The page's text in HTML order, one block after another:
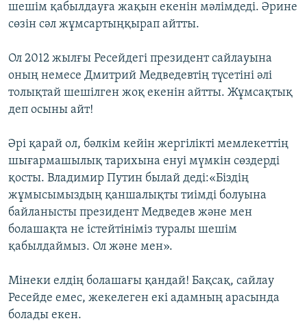
шешім қабылдауға жақын екенін мәлімдеді. Әрине
сөзін сәл жұмсартыңқырап айтты.
Ол 2012 жылғы Ресейдегі президент сайлауына
оның немесе Дмитрий Медведевтің түсетіні әлі
толықтай шешілген жоқ екенін айтты. Жұмсақтық
деп осыны айт!
Әрі қарай ол, бәлкім кейін жергілікті мемлекеттің
шығармашылық тарихына енуі мүмкін сөздерді
қосты. Владимир Путин былай деді:«Біздің
жұмысымыздың қаншалықты тиімді болуына
байланысты президент Медведев және мен
болашақта не істейтініміз туралы шешім
қабылдаймыз. Ол және мен».
Мінеки елдің болашағы қандай! Бақсақ, сайлау
Ресейде емес, жекелеген екі адамның арасында
болады екен.